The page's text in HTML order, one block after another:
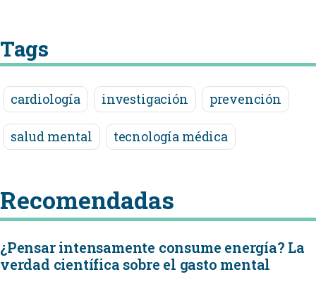
Tags
cardiología investigación prevención
salud mental tecnología médica
Recomendadas
¿Pensar intensamente consume energía? La
verdad científica sobre el gasto mental